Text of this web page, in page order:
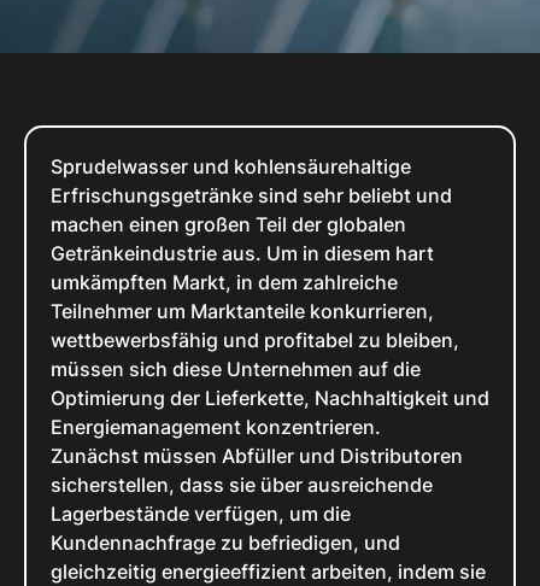
Sprudelwasser und kohlensäurehaltige
Erfrischungsgetränke sind sehr beliebt und
machen einen großen Teil der globalen
Getränkeindustrie aus. Um in diesem hart
umkämpften Markt, in dem zahlreiche
Teilnehmer um Marktanteile konkurrieren,
wettbewerbsfähig und profitabel zu bleiben,
müssen sich diese Unternehmen auf die
Optimierung der Lieferkette, Nachhaltigkeit und
Energiemanagement konzentrieren.
Zunächst müssen Abfüller und Distributoren
sicherstellen, dass sie über ausreichende
Lagerbestände verfügen, um die
Kundennachfrage zu befriedigen, und
gleichzeitig energieeffizient arbeiten, indem sie